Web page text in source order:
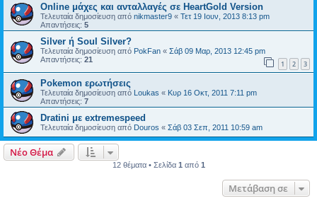
Online μάχες και ανταλλαγές σε HeartGold Version
Τελευταία δημοσίευση από nikmaster9 « Τετ 19 Ιουν, 2013 8:13 pm
Απαντήσεις: 5
Silver ή Soul Silver?
Τελευταία δημοσίευση από PokFan « Σάβ 09 Μαρ, 2013 12:45 pm
Απαντήσεις: 21 1 2 3
Pokemon ερωτήσεις
Τελευταία δημοσίευση από Loukas « Κυρ 16 Οκτ, 2011 7:11 pm
Απαντήσεις: 7
Dratini με extremespeed
Τελευταία δημοσίευση από Douros « Σάβ 03 Σεπ, 2011 10:59 am
Νέο Θέμα
12 θέματα • Σελίδα 1 από 1
Μετάβαση σε